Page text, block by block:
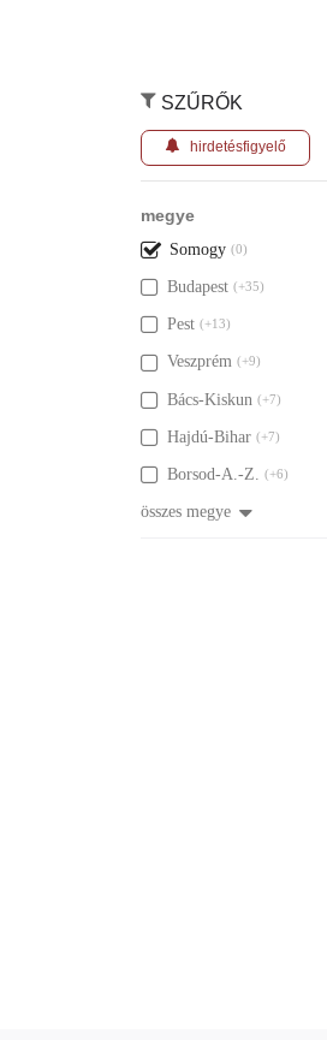
SZŰRŐK
hirdetésfigyelő
megye
Somogy (0)
Budapest (+35)
Pest (+13)
Veszprém (+9)
Bács-Kiskun (+7)
Hajdú-Bihar (+7)
Borsod-A.-Z. (+6)
összes megye